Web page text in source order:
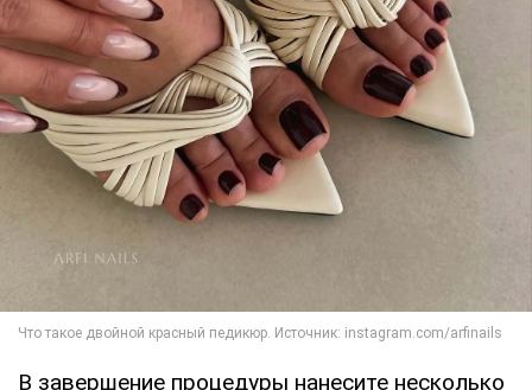
В завершение процедуры нанесите несколько